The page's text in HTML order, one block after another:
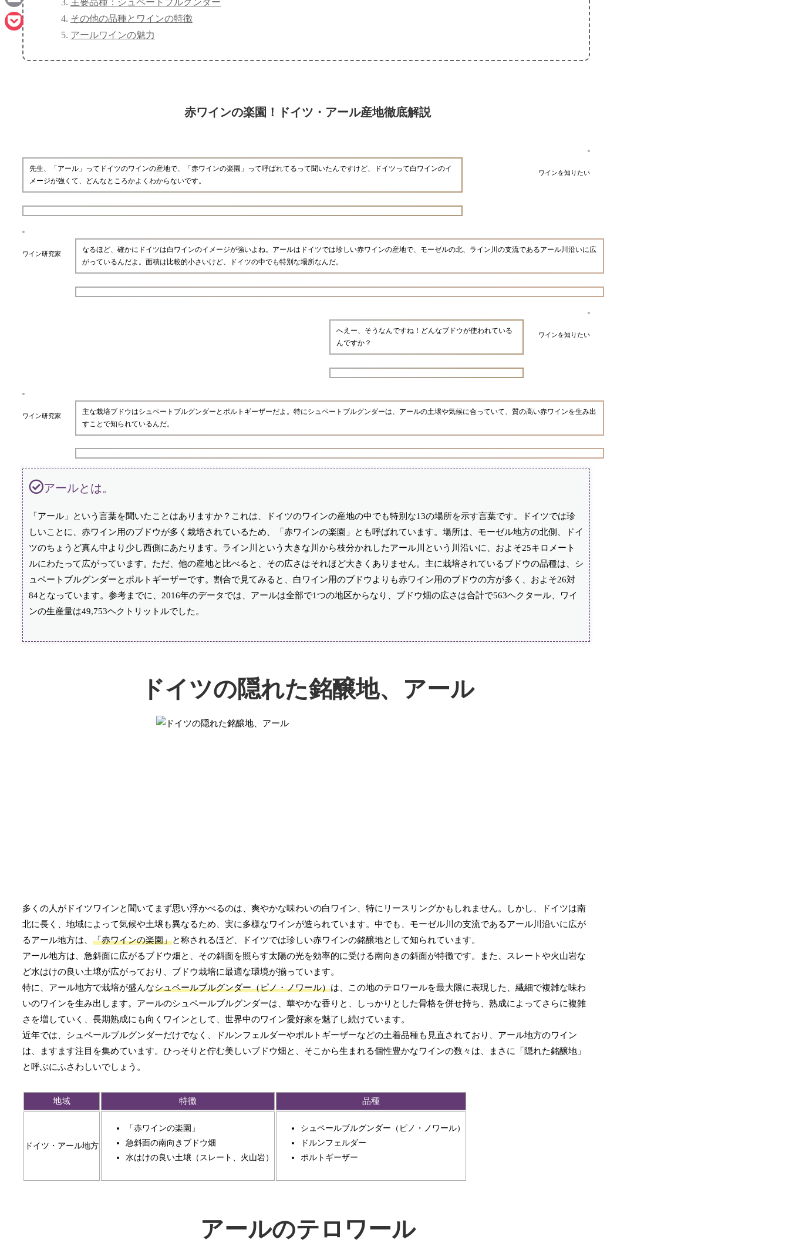
その他の品種とワインの特徴
アールワインの魅力
赤ワインの楽園！ドイツ・アール産地徹底解説
ワインを知りたい
先生、「アール」ってドイツのワインの産地で、「赤ワインの楽園」って呼ばれてるって聞いたんですけど、ドイツって白ワインのイ
メージが強くて、どんなところかよくわからないです。
ワイン研究家
なるほど、確かにドイツは白ワインのイメージが強いよね。アールはドイツでは珍しい赤ワインの産地で、モーゼルの北、ライン川の支流であるアール川沿いに広
がっているんだよ。面積は比較的小さいけど、ドイツの中でも特別な場所なんだ。
ワインを知りたい
へえー、そうなんですね！どんなブドウが使われている
んですか？
ワイン研究家
主な栽培ブドウはシュペートブルグンダーとポルトギーザーだよ。特にシュペートブルグンダーは、アールの土壌や気候に合っていて、質の高い赤ワインを生み出
すことで知られているんだ。
アールとは。
「アール」という言葉を聞いたことはありますか？これは、ドイツのワインの産地の中でも特別な13の場所を示す言葉です。ドイツでは珍
しいことに、赤ワイン用のブドウが多く栽培されているため、「赤ワインの楽園」とも呼ばれています。場所は、モーゼル地方の北側、ドイ
ツのちょうど真ん中より少し西側にあたります。ライン川という大きな川から枝分かれしたアール川という川沿いに、およそ25キロメート
ルにわたって広がっています。ただ、他の産地と比べると、その広さはそれほど大きくありません。主に栽培されているブドウの品種は、シ
ュペートブルグンダーとポルトギーザーです。割合で見てみると、白ワイン用のブドウよりも赤ワイン用のブドウの方が多く、およそ26対
84となっています。参考までに、2016年のデータでは、アールは全部で1つの地区からなり、ブドウ畑の広さは合計で563ヘクタール、ワイ
ンの生産量は49,753ヘクトリットルでした。
ドイツの隠れた銘醸地、アール
多くの人がドイツワインと聞いてまず思い浮かべるのは、爽やかな味わいの白ワイン、特にリースリングかもしれません。しかし、ドイツは南
北に長く、地域によって気候や土壌も異なるため、実に多様なワインが造られています。中でも、モーゼル川の支流であるアール川沿いに広が
るアール地方は、 「赤ワインの楽園」と称されるほど、ドイツでは珍しい赤ワインの銘醸地として知られています。
アール地方は、急斜面に広がるブドウ畑と、その斜面を照らす太陽の光を効率的に受ける南向きの斜面が特徴です。また、スレートや火山岩な
ど水はけの良い土壌が広がっており、ブドウ栽培に最適な環境が揃っています。
特に、アール地方で栽培が盛んなシュペールブルグンダー（ピノ・ノワール）は、この地のテロワールを最大限に表現した、繊細で複雑な味わ
いのワインを生み出します。アールのシュペールブルグンダーは、華やかな香りと、しっかりとした骨格を併せ持ち、熟成によってさらに複雑
さを増していく、長期熟成にも向くワインとして、世界中のワイン愛好家を魅了し続けています。
近年では、シュペールブルグンダーだけでなく、ドルンフェルダーやポルトギーザーなどの土着品種も見直されており、アール地方のワイン
は、ますます注目を集めています。ひっそりと佇む美しいブドウ畑と、そこから生まれる個性豊かなワインの数々は、まさに「隠れた銘醸地」
と呼ぶにふさわしいでしょう。
地域 特徴 品種
ドイツ・アール地方
「赤ワインの楽園」
急斜面の南向きブドウ畑
水はけの良い土壌（スレート、火山岩）
シュペールブルグンダー（ピノ・ノワール）
ドルンフェルダー
ポルトギーザー
アールのテロワール
Email
Pocket